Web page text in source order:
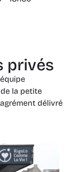
privés
la petite
délivré